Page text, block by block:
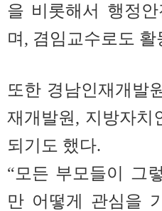
을 비롯해서 행정
며, 겸임교수로도 활
또한 경남인재개발
재개발원, 지방자치
되기도 했다.
“모든 부모들이 그
만 어떻게 관심을